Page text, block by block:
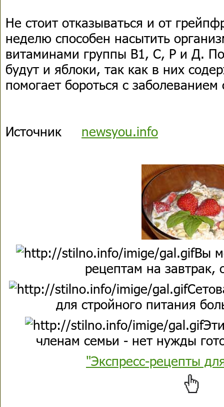
Не стоит отказываться и от
неделю способен насытить
витаминами группы В1, С, Р и Д.
будут и яблоки, так как в них
помогает бороться с заболеванием
Источник newsyou.info
Вы
рецептам на завтрак,
для стройного питания
членам семьи - нет нужды
"Экспресс-рецепты